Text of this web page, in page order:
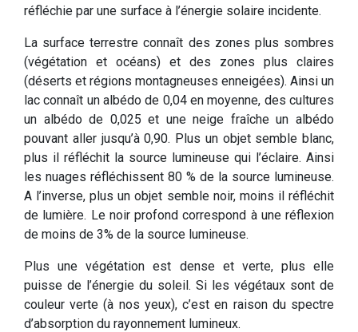
réfléchie par une surface à l’énergie solaire incidente.
La surface terrestre connaît des zones plus sombres
(végétation et océans) et des zones plus claires
(déserts et régions montagneuses enneigées). Ainsi un
lac connaît un albédo de 0,04 en moyenne, des cultures
un albédo de 0,025 et une neige fraîche un albédo
pouvant aller jusqu’à 0,90. Plus un objet semble blanc,
plus il réfléchit la source lumineuse qui l’éclaire. Ainsi
les nuages réfléchissent 80 % de la source lumineuse.
A l’inverse, plus un objet semble noir, moins il réfléchit
de lumière. Le noir profond correspond à une réflexion
de moins de 3% de la source lumineuse.
Plus une végétation est dense et verte, plus elle
puisse de l’énergie du soleil. Si les végétaux sont de
couleur verte (à nos yeux), c’est en raison du spectre
d’absorption du rayonnement lumineux.